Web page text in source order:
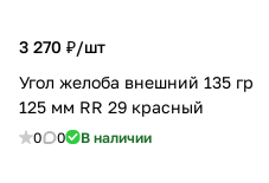
3 270 ₽/шт
Угол желоба внешний 135 гр
125 мм RR 29 красный
0 0 В наличии